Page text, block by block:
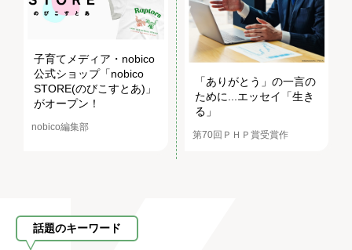
子育てメディア・nobico
公式ショップ「nobico
STORE(のびこすとあ)」
がオープン！
nobico編集部
「ありがとう」の一言の
ために...エッセイ「生き
る」
第70回ＰＨＰ賞受賞作
話題のキーワード